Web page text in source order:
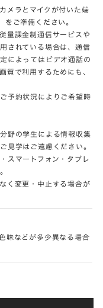
メラとマイクが付いた端
をご準備ください。
量課金制通信サービスや
されている場合は、通信
によってはビデオ通話の
質で利用するためにも、
予約状況によりご希望時
野の学生による情報収集
見学はご遠慮ください。
スマートフォン・タブレ
く変更・中止する場合が
味などが多少異なる場合